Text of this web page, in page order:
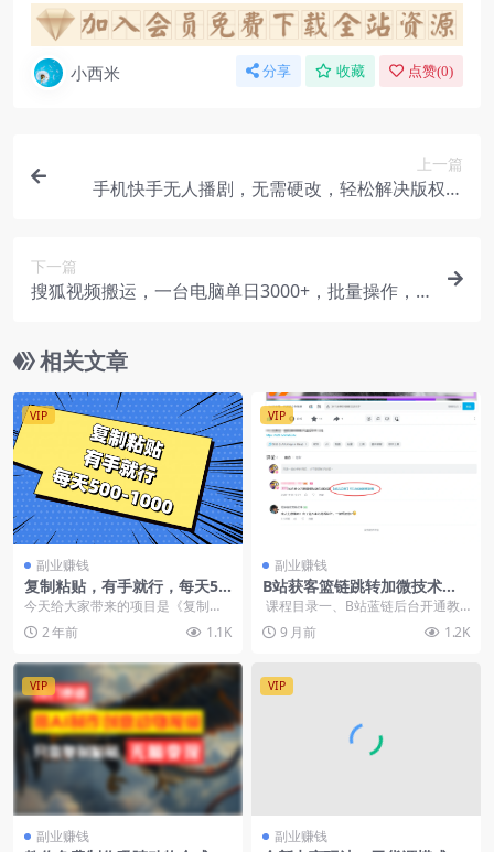
小西米 分享 收藏 点赞(0)
上一篇
手机快手无人播剧，无需硬改，轻松解决版权问
下一篇
搜狐视频搬运，一台电脑单日3000+，批量操作，
相关文章
VIP
副业赚钱
复制粘贴，有手就行，每天50
0-1000
今天给大家带来的项目是《复制粘
贴，有手就行，每天500-1000》
2 年前 1.1K
VIP
副业赚钱
B站获客篮链跳转加微技术教
程
课程目录一、B站蓝链后台开通教
程.mp4三、蓝链后台设置跳转加V
教程...9 月前 1.2K
VIP
副业赚钱
VIP
副业赚钱